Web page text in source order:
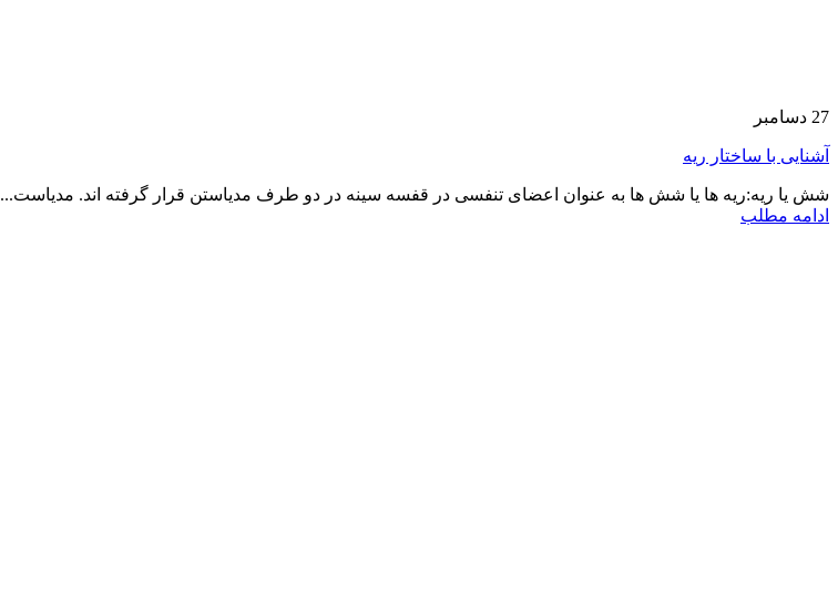
27 دسامبر
آشنایی با ساختار ریه
شش یا ریه:ریه ها یا شش ها به عنوان اعضای تنفسی در قفسه سینه در دو طرف مدیاستن قرار گرفته اند. مدیاست...
ادامه مطلب